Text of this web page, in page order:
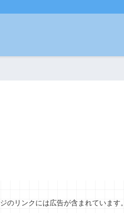
のリンクには広告が含まれています。